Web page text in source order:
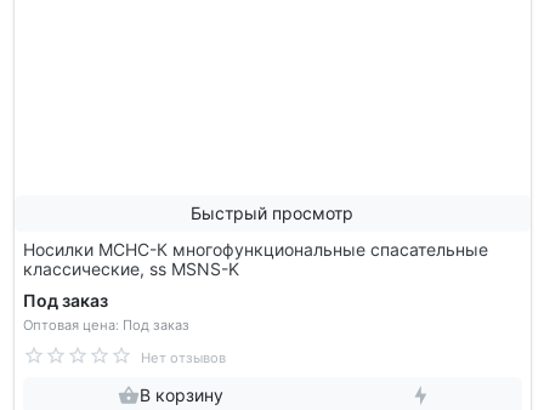
Быстрый просмотр
Носилки МСНС-К многофункциональные спасательные
классические, ss MSNS-K
Под заказ
Оптовая цена: Под заказ
Нет отзывов
В корзину